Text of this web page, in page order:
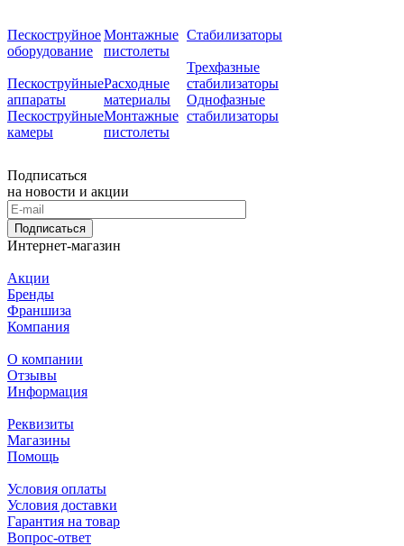
Пескоструйное
оборудование
Пескоструйные
аппараты
Пескоструйные
камеры
Монтажные
пистолеты
Расходные
материалы
Монтажные
пистолеты
Стабилизаторы
Трехфазные
стабилизаторы
Однофазные
стабилизаторы
Подписаться
на новости и акции
Подписаться
Интернет-магазин
Акции
Бренды
Франшиза
Компания
О компании
Отзывы
Информация
Реквизиты
Магазины
Помощь
Условия оплаты
Условия доставки
Гарантия на товар
Вопрос-ответ